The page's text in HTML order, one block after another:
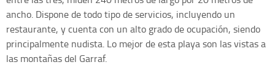
ancho. Dispone de todo tipo de servicios, incluyendo un
restaurante, y cuenta con un alto grado de ocupación, siendo
principalmente nudista. Lo mejor de esta playa son las vistas a
las montañas del Garraf.